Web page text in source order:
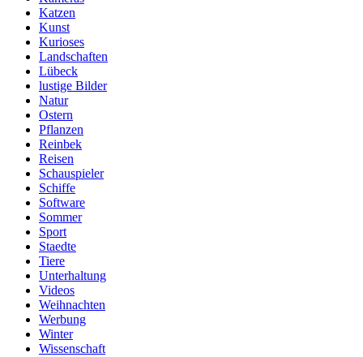
Katzen
Kunst
Kurioses
Landschaften
Lübeck
lustige Bilder
Natur
Ostern
Pflanzen
Reinbek
Reisen
Schauspieler
Schiffe
Software
Sommer
Sport
Staedte
Tiere
Unterhaltung
Videos
Weihnachten
Werbung
Winter
Wissenschaft